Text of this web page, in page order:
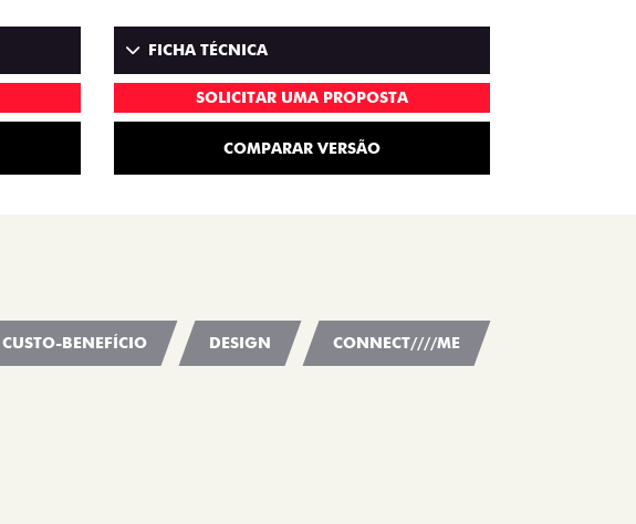
FICHA TÉCNICA
SOLICITAR UMA PROPOSTA
COMPARAR VERSÃO
CUSTO-BENEFÍCIO DESIGN CONNECT////ME